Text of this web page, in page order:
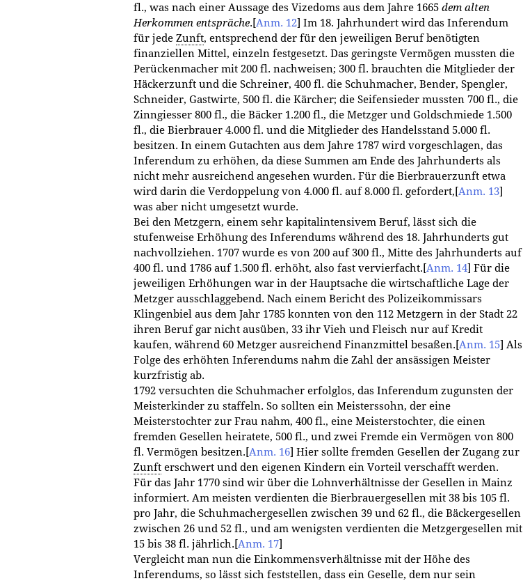
fl., was nach einer Aussage des Vizedoms aus dem Jahre 1665 dem alten
Herkommen entspräche. [Anm. 12] Im 18. Jahrhundert wird das Inferendum
für jede Zunft, entsprechend der für den jeweiligen Beruf benötigten
finanziellen Mittel, einzeln festgesetzt. Das geringste Vermögen mussten die
Perückenmacher mit 200 fl. nachweisen; 300 fl. brauchten die Mitglieder der
Häckerzunft und die Schreiner, 400 fl. die Schuhmacher, Bender, Spengler,
Schneider, Gastwirte, 500 fl. die Kärcher; die Seifensieder mussten 700 fl., die
Zinngiesser 800 fl., die Bäcker 1.200 fl., die Metzger und Goldschmiede 1.500
fl., die Bierbrauer 4.000 fl. und die Mitglieder des Handelsstand 5.000 fl.
besitzen. In einem Gutachten aus dem Jahre 1787 wird vorgeschlagen, das
Inferendum zu erhöhen, da diese Summen am Ende des Jahrhunderts als
nicht mehr ausreichend angesehen wurden. Für die Bierbrauerzunft etwa
wird darin die Verdoppelung von 4.000 fl. auf 8.000 fl. gefordert, [Anm. 13]
was aber nicht umgesetzt wurde.
Bei den Metzgern, einem sehr kapitalintensivem Beruf, lässt sich die
stufenweise Erhöhung des Inferendums während des 18. Jahrhunderts gut
nachvollziehen. 1707 wurde es von 200 auf 300 fl., Mitte des Jahrhunderts auf
400 fl. und 1786 auf 1.500 fl. erhöht, also fast vervierfacht. [Anm. 14] Für die
jeweiligen Erhöhungen war in der Hauptsache die wirtschaftliche Lage der
Metzger ausschlaggebend. Nach einem Bericht des Polizeikommissars
Klingenbiel aus dem Jahr 1785 konnten von den 112 Metzgern in der Stadt 22
ihren Beruf gar nicht ausüben, 33 ihr Vieh und Fleisch nur auf Kredit
kaufen, während 60 Metzger ausreichend Finanzmittel besaßen. [Anm. 15] Als
Folge des erhöhten Inferendums nahm die Zahl der ansässigen Meister
kurzfristig ab.
1792 versuchten die Schuhmacher erfolglos, das Inferendum zugunsten der
Meisterkinder zu staffeln. So sollten ein Meisterssohn, der eine
Meisterstochter zur Frau nahm, 400 fl., eine Meisterstochter, die einen
fremden Gesellen heiratete, 500 fl., und zwei Fremde ein Vermögen von 800
fl. Vermögen besitzen. [Anm. 16] Hier sollte fremden Gesellen der Zugang zur
Zunft erschwert und den eigenen Kindern ein Vorteil verschafft werden.
Für das Jahr 1770 sind wir über die Lohnverhältnisse der Gesellen in Mainz
informiert. Am meisten verdienten die Bierbrauergesellen mit 38 bis 105 fl.
pro Jahr, die Schuhmachergesellen zwischen 39 und 62 fl., die Bäckergesellen
zwischen 26 und 52 fl., und am wenigsten verdienten die Metzgergesellen mit
15 bis 38 fl. jährlich. [Anm. 17]
Vergleicht man nun die Einkommensverhältnisse mit der Höhe des
Inferendums, so lässt sich feststellen, dass ein Geselle, dem nur sein